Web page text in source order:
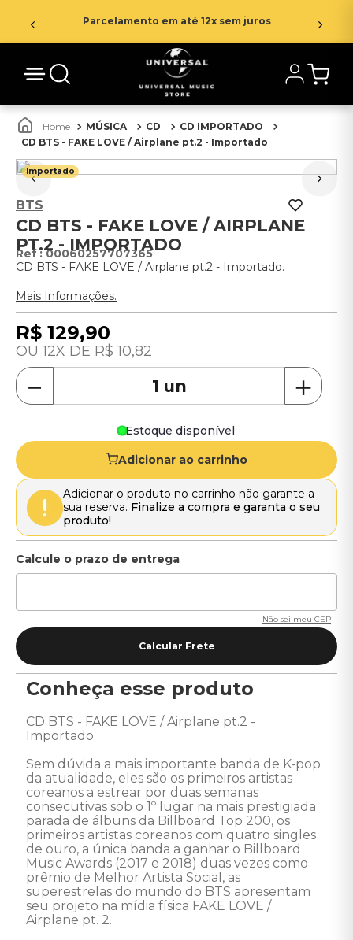
Parcelamento em até 12x sem juros
MÚSICA CD
CD IMPORTADO
CD BTS - FAKE LOVE / Airplane pt.2 - Importado
Importado
BTS
CD BTS - FAKE LOVE / AIRPLANE
PT.2 - IMPORTADO
:00060257707365
CD BTS - FAKE LOVE / Airplane pt.2 - Importado.
Mais Informações.
R$ 129,90
12 R$ 10,82
＋
－
Estoque disponível
Adicionar ao carrinho
Adicionar o produto no carrinho não garante a
sua reserva. Finalize a compra e garanta o seu
produto!
Não sei meu CEP
Conheça esse produto
CD BTS - FAKE LOVE / Airplane pt.2 -
Importado
Sem dúvida a mais importante banda de K-pop
da atualidade, eles são os primeiros artistas
coreanos a estrear por duas semanas
consecutivas sob o 1º lugar na mais prestigiada
parada de álbuns da Billboard Top 200, os
primeiros artistas coreanos com quatro singles
de ouro, a única banda a ganhar o Billboard
Music Awards (2017 e 2018) duas vezes como
prêmio de Melhor Artista Social, as
superestrelas do mundo do BTS apresentam
seu projeto na mídia física FAKE LOVE /
Airplane pt. 2.